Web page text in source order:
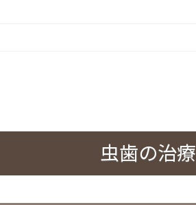
虫歯の治療